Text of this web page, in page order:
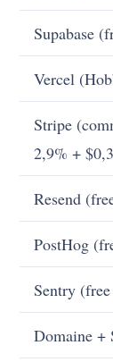
Supabase
Vercel
Stripe
2,9% +
Resend
PostHog
Sentry
Domaine +